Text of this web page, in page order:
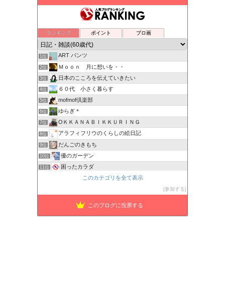
ランキング ポイント ブロ画
1位 ART パンツ
2位 Ｍｏｏｎ 月に想いを・・
3位 日本のこころを伝えていきたい
4位 ６０代 小さく暮らす
5位 mofmof倶楽部
6位 ゆらぎ＊
7位 OＫＫＡＮＡＢＩＫＫＵＲＩＮＧ
8位 アラフィフリウのくらしの絵日記
9位 だんごのきもち
10位 優のガーデン
11位 困ったカラダ
さくら色の日々このカテゴリを全て表示
参加する
このブログに投票する